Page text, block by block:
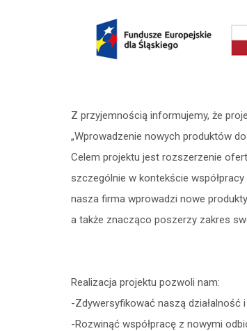
Z przyjemnością informujemy, że
„Wprowadzenie nowych produktów
Celem projektu jest rozszerzenie
szczególnie w kontekście
nasza firma wprowadzi nowe
a także znacząco poszerzy zakres
Realizacja projektu pozwoli nam:
-Zdywersyfikować naszą działalność
-Rozwinąć współpracę z nowymi